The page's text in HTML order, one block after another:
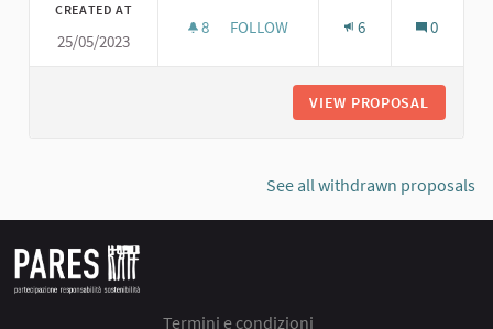
CREATED AT
25/05/2023
8 8 FOLLOWERS
FOLLOW 6 0
VIEW PROPOSAL
See all withdrawn proposals
Termini e condizioni